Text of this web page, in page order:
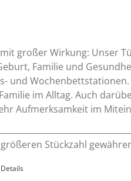
großer Wirkung: Unser
Familie und
und
im Alltag. Auch
Aufmerksamkeit im
Stückzahl
Details